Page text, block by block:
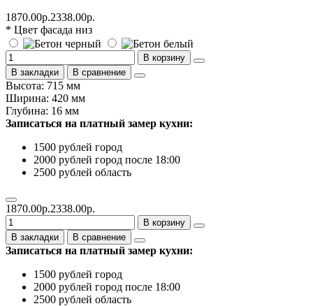
1870.00р.2338.00р.
* Цвет фасада низ
В корзину
В закладки
В сравнение
Высота: 715 мм
Ширина: 420 мм
Глубина: 16 мм
Записаться на платный замер кухни:
1500 рублей город
2000 рублей город после 18:00
2500 рублей область
1870.00р.2338.00р.
В корзину
В закладки
В сравнение
Записаться на платный замер кухни:
1500 рублей город
2000 рублей город после 18:00
2500 рублей область